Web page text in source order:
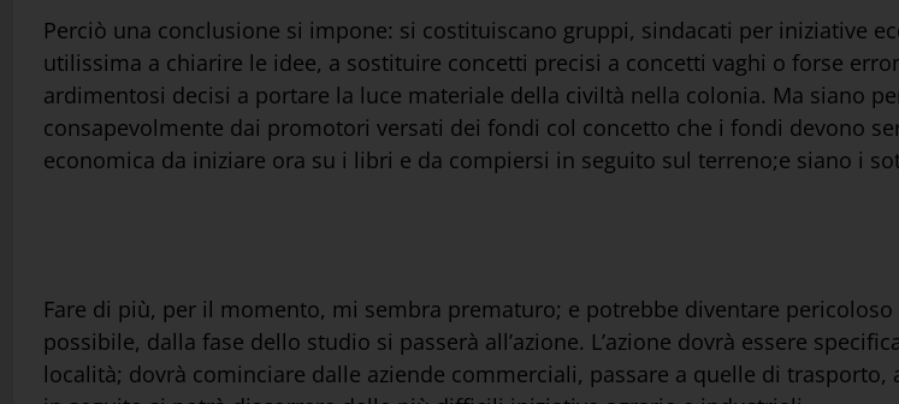
Perciò una conclusione si impone: si costituiscano gruppi, sindacati per iniziative
utilissima a chiarire le idee, a sostituire concetti precisi a concetti vaghi o forse
ardimentosi decisi a portare la luce materiale della civiltà nella colonia. Ma siano
consapevolmente dai promotori versati dei fondi col concetto che i fondi devono
economica da iniziare ora su i libri e da compiersi in seguito sul terreno;e siano i
Fare di più, per il momento, mi sembra prematuro; e potrebbe diventare
possibile, dalla fase dello studio si passerà all’azione. L’azione dovrà essere
località; dovrà cominciare dalle aziende commerciali, passare a quelle di